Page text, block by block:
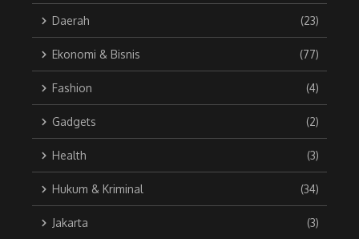
Daerah (23)
Ekonomi & Bisnis (77)
Fashion (4)
Gadgets (2)
Health (3)
Hukum & Kriminal (34)
Jakarta (3)